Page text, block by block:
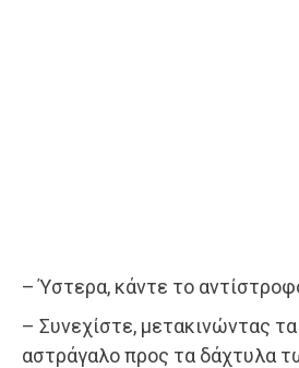
– Ύστερα, κάντε το
– Συνεχίστε, μετακινώντας
αστράγαλο προς τα δάχτυλα